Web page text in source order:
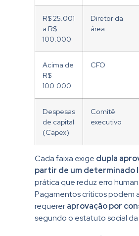
R$ 25.001
a R$
100.000
Diretor da
área
Acima de
R$
100.000
CFO
Despesas
de capital
(Capex)
Comitê
executivo
Cada faixa exige dupla
partir de um determinado
prática que reduz erro
Pagamentos críticos podem
requereraprovação por
segundo o estatuto social da